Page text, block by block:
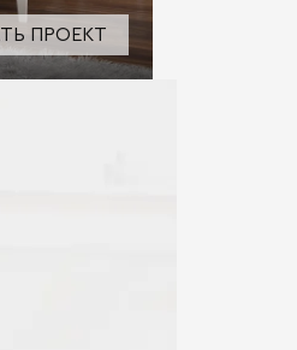
ПРОЕКТ